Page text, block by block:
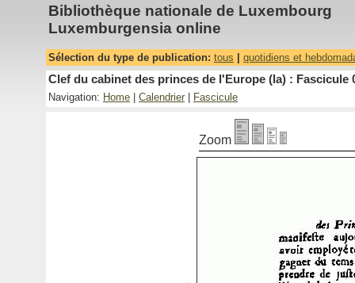
Bibliothèque nationale de Luxembourg
Luxemburgensia online
Sélection du type de publication: tous quotidiens et
Clef du cabinet des princes de l'Europe (la) : Fascicule
Navigation: Home Calendrier Fascicule
Zoom